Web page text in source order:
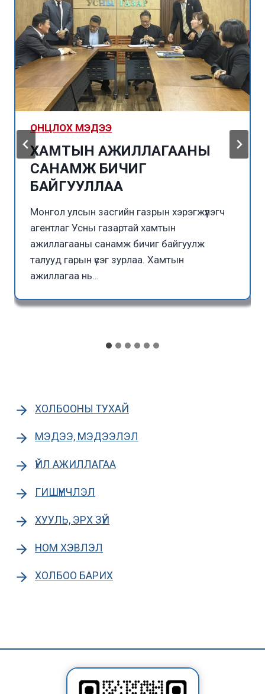
ОНЦЛОХ МЭДЭЭ
ХАМТЫН АЖИЛЛАГААНЫ
САНАМЖ БИЧИГ
БАЙГУУЛЛАА
Монгол улсын засгийн газрын хэрэгжүүлэгч
агентлаг Усны газартай хамтын
ажиллагааны санамж бичиг байгуулж
талууд гарын үсэг зурлаа. Хамтын
ажиллагаа нь…
ХОЛБООНЫ ТУХАЙ
МЭДЭЭ, МЭДЭЭЛЭЛ
ҮЙЛ АЖИЛЛАГАА
ГИШҮҮНЧЛЭЛ
ХУУЛЬ, ЭРХ ЗҮЙ
НОМ ХЭВЛЭЛ
ХОЛБОО БАРИХ